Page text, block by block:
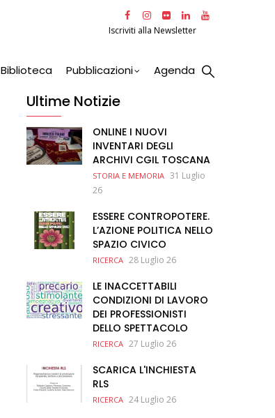
Iscriviti alla Newsletter
Biblioteca Pubblicazioni Agenda
Ultime Notizie
ONLINE I NUOVI
INVENTARI DEGLI
ARCHIVI CGIL TOSCANA
STORIA E MEMORIA 31 Luglio
26
ESSERE CONTROPOTERE.
L’AZIONE POLITICA NELLO
SPAZIO CIVICO
RICERCA 28 Luglio 26
LE INACCETTABILI
CONDIZIONI DI LAVORO
DEI PROFESSIONISTI
DELLO SPETTACOLO
RICERCA 27 Luglio 26
SCARICA L'INCHIESTA
RLS
RICERCA 24 Luglio 26